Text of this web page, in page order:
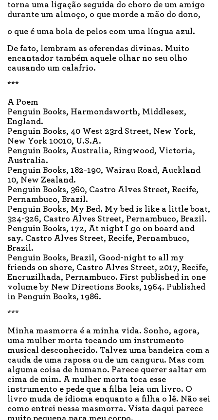
torna uma ligação seguida do choro de um amigo
durante um almoço, o que morde a mão do dono,
o que é uma bola de pelos com uma língua azul.
De fato, lembram as oferendas divinas. Muito
encantador também aquele olhar no seu olho
causando um calafrio.
***
A Poem
Penguin Books, Harmondsworth, Middlesex,
England.
Penguin Books, 40 West 23rd Street, New York,
New York 10010, U.S.A.
Penguin Books, Australia, Ringwood, Victoria,
Australia.
Penguin Books, 182-190, Wairau Road, Auckland
10, New Zealand.
Penguin Books, 360, Castro Alves Street, Recife,
Pernambuco, Brazil.
Penguin Books, My Bed. My bed is like a little boat,
324-326, Castro Alves Street, Pernambuco, Brazil.
Penguin Books, 172, At night I go on board and
say. Castro Alves Street, Recife, Pernambuco,
Brazil.
Penguin Books, Brazil, Good-night to all my
friends on shore, Castro Alves Street, 2017, Recife,
Encruzilhada, Pernambuco. First published in one
volume by New Directions Books, 1964. Published
in Penguin Books, 1986.
***
Minha masmorra é a minha vida. Sonho, agora,
uma mulher morta tocando um instrumento
musical desconhecido. Talvez uma bandeira com a
cauda de uma raposa ou de um canguru. Mas com
alguma coisa de humano. Parece querer saltar em
cima de mim. A mulher morta toca esse
instrumento e pede que a filha leia um livro. O
livro muda de idioma enquanto a filha o lê. Não sei
como entrei nessa masmorra. Vista daqui parece